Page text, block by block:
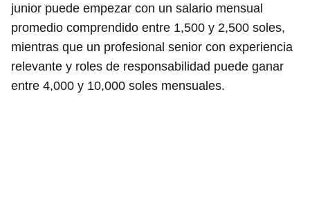
junior puede empezar con un salario mensual
promedio comprendido entre 1,500 y 2,500 soles,
mientras que un profesional senior con experiencia
relevante y roles de responsabilidad puede ganar
entre 4,000 y 10,000 soles mensuales.